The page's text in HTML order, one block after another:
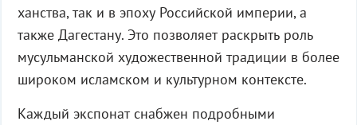
ханства, так и в эпоху Российской империи, а
также Дагестану. Это позволяет раскрыть роль
мусульманской художественной традиции в более
широком исламском и культурном контексте.
Каждый экспонат снабжен подробными